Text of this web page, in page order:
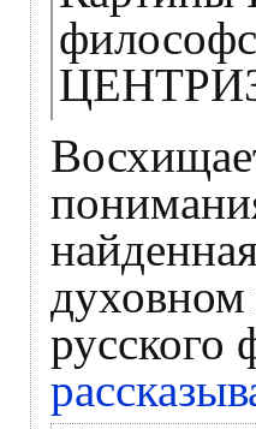
духовном
русского